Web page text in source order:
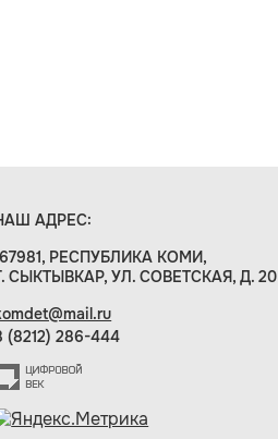
АДРЕС:
РЕСПУБЛИКА КОМИ,
СЫКТЫВКАР, УЛ. СОВЕТСКАЯ, Д. 20
(8212) 286-444